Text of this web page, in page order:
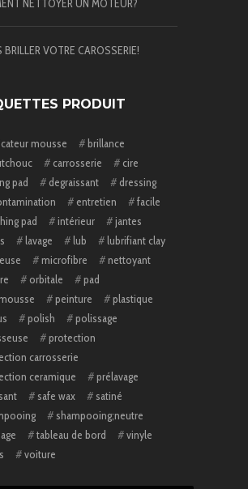
NETTOYER UN MOTEUR?
BRILLER VOTRE CAROSSERIE!
PRODUIT
mousse
brillance
carrosserie
cire
pad
degraissant
dressing
entretien
facile
pad
intérieur
jantes
lavage lub
lubrifiant clay
microfibre
nettoyant
orbitale
pad
peinture
plastique
polish
polissage
protection
carrosserie
ceramique
prélavage
safe wax
satiné
shampooing;neutre
tableau de bord
vinyle
voiture